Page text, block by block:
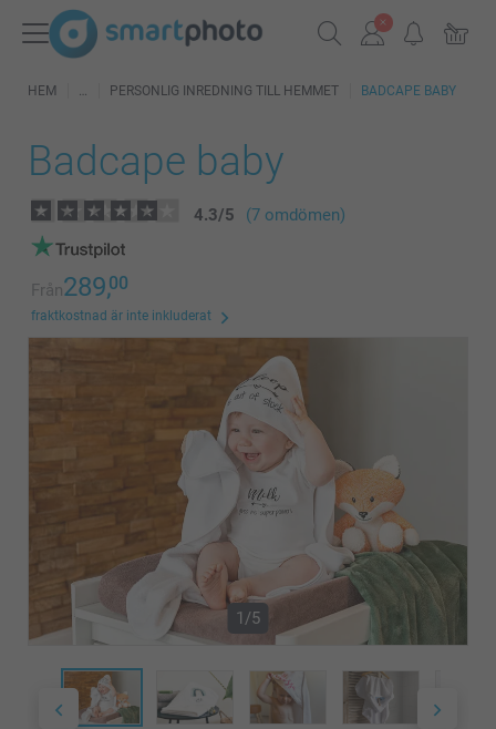
HEM PERSONLIG INREDNING TILL HEMMET BADCAPE BABY
Badcape baby
4.3/5 (7 omdömen)
Från289,00
fraktkostnad är inte inkluderat
1/5